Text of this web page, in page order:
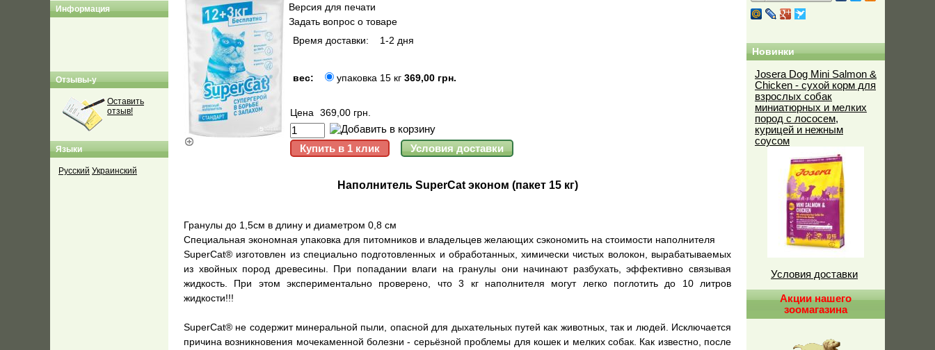
Информация
Отзывы-у
Оставить
отзыв!
Языки
Русский Украинский
Версия для печати
Задать вопрос о товаре
Время доставки:
1-2 дня
вес: упаковка 15 кг 369,00 грн.
Цена 369,00 грн.
Наполнитель SuperCat эконом (пакет 15 кг)
Гранулы до 1,5см в длину и диаметром 0,8 см
Специальная экономная упаковка для питомников и владельцев желающих сэкономить на стоимости наполнителя
SuperCat® изготовлен из специально подготовленных и обработанных, химически чистых волокон, вырабатываемых
из хвойных пород древесины. При попадании влаги на гранулы они начинают разбухать, эффективно связывая
жидкость. При этом экспериментально проверено, что 3 кг наполнителя могут легко поглотить до 10 литров
жидкости!!!
SuperCat® не содержит минеральной пыли, опасной для дыхательных путей как животных, так и людей. Исключается
причина возникновения мочекаменной болезни - серьёзной проблемы для кошек и мелких собак. Как известно, после
Новинки
Josera Dog Mini Salmon &
Chicken - сухой корм для
взрослых собак
миниатюрных и мелких
пород с лососем,
курицей и нежным
соусом
Условия доставки
Акции нашего
зоомагазина